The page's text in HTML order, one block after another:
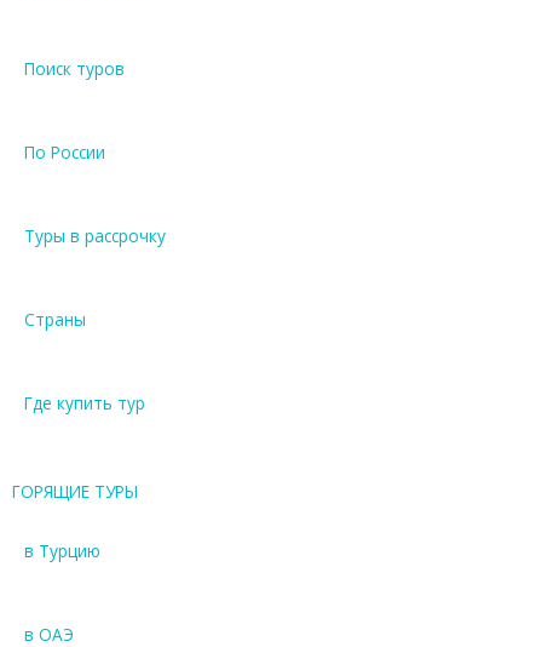
Поиск туров
По России
Туры в рассрочку
Страны
Где купить тур
ГОРЯЩИЕ ТУРЫ
в Турцию
в ОАЭ